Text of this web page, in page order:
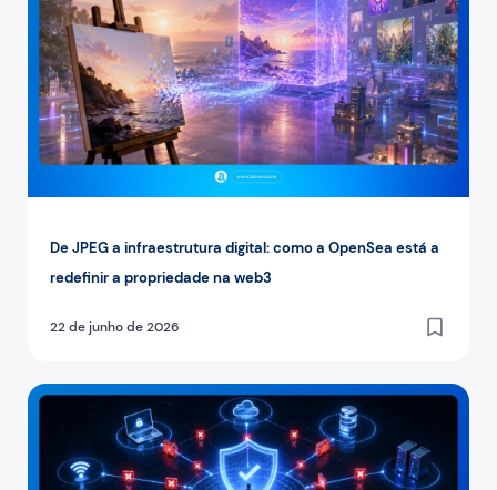
De JPEG a infraestrutura digital: como a OpenSea está a
redefinir a propriedade na web3
22 de junho de 2026
Zero Trust: como funciona o modelo de segurança que